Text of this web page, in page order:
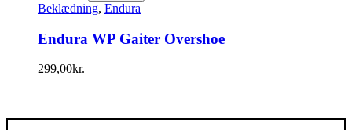
Beklædning, Endura
Endura WP Gaiter Overshoe
299,00kr.